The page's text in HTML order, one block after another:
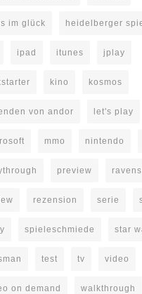
im glück heidelberger
ipad itunes jplay
kino kosmos
von andor let's play
mmo nintendo
preview
rezension serie
spieleschmiede star
test tv video
on demand walkthrough